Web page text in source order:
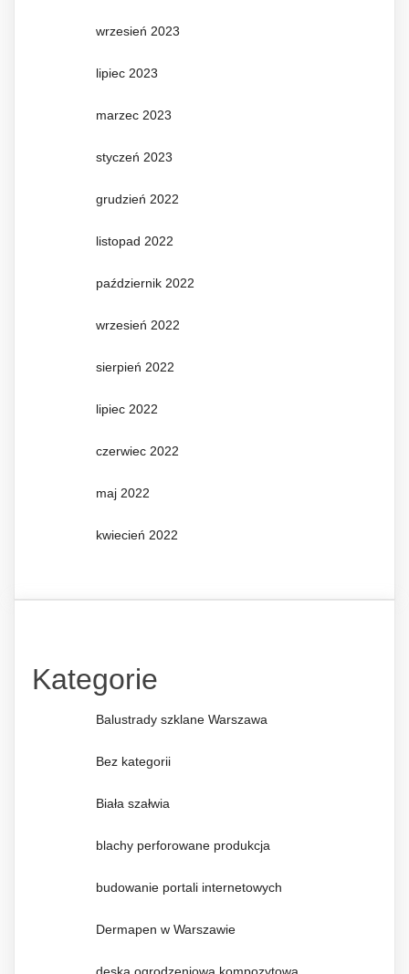
wrzesień 2023
lipiec 2023
marzec 2023
styczeń 2023
grudzień 2022
listopad 2022
październik 2022
wrzesień 2022
sierpień 2022
lipiec 2022
czerwiec 2022
maj 2022
kwiecień 2022
Kategorie
Balustrady szklane Warszawa
Bez kategorii
Biała szałwia
blachy perforowane produkcja
budowanie portali internetowych
Dermapen w Warszawie